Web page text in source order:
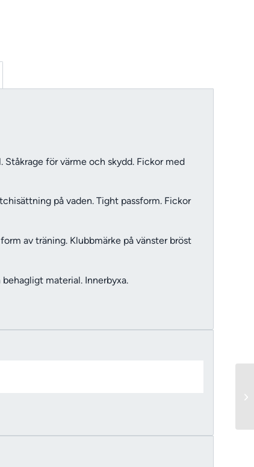
för värme och skydd. Fickor med
på vaden. Tight passform. Fickor
av träning. Klubbmärke på vänster bröst
material. Innerbyxa.